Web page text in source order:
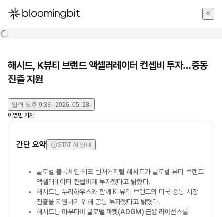
한국어
해시드, K뷰티 브랜드 액셀러레이터 컨셉비 투자…중동
진출 지원
입력 오후 9:33 · 2026. 05. 28.
이영민 기자
간단 요약 STAT AI 안내
글로벌 블록체인·테크 벤처캐피털 해시드가 글로벌 뷰티 브랜드
액셀러레이터 컨셉비 에 투자했다고 밝혔다.
해시드는 누리하우스와 함께 K-뷰티 브랜드의 미국·중동 시장
진출을 지원하기 위해 공동 투자했다고 밝혔다.
해시드는 아부다비 글로벌 마켓(ADGM) 금융 라이선스를